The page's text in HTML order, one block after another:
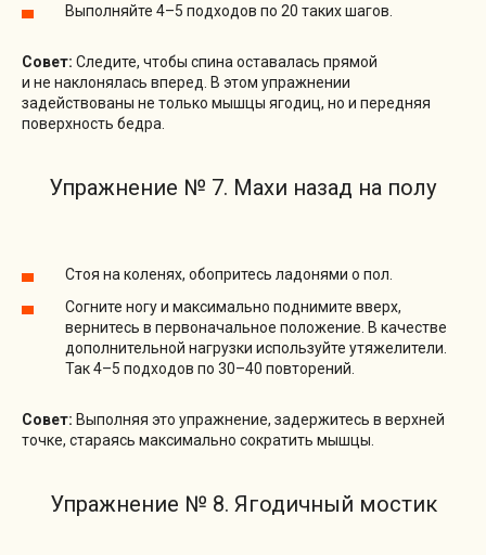
Выполняйте 4–5 подходов по 20 таких шагов.
Совет: Следите, чтобы спина оставалась прямой
и не наклонялась вперед. В этом упражнении
задействованы не только мышцы ягодиц, но и передняя
поверхность бедра.
Упражнение № 7. Махи назад на полу
Стоя на коленях, обопритесь ладонями о пол.
Согните ногу и максимально поднимите вверх,
вернитесь в первоначальное положение. В качестве
дополнительной нагрузки используйте утяжелители.
Так 4–5 подходов по 30–40 повторений.
Совет: Выполняя это упражнение, задержитесь в верхней
точке, стараясь максимально сократить мышцы.
Упражнение № 8. Ягодичный мостик